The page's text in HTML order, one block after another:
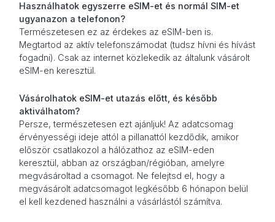
Használhatok egyszerre eSIM-et és normál SIM-et
ugyanazon a telefonon?
Természetesen ez az érdekes az eSIM-ben is.
Megtartod az aktív telefonszámodat (tudsz hívni és hívást
fogadni). Csak az internet közlekedik az általunk vásárolt
eSIM-en keresztül.
Vásárolhatok eSIM-et utazás előtt, és később
aktiválhatom?
Persze, természetesen ezt ajánljuk! Az adatcsomag
érvényességi ideje attól a pillanattól kezdődik, amikor
először csatlakozol a hálózathoz az eSIM-eden
keresztül, abban az országban/régióban, amelyre
megvásároltad a csomagot. Ne felejtsd el, hogy a
megvásárolt adatcsomagot legkésőbb 6 hónapon belül
el kell kezdened használni a vásárlástól számítva.